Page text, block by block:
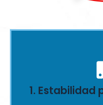
1. Estabilidad
vivir en casa propia
administración,
desde el inicio en